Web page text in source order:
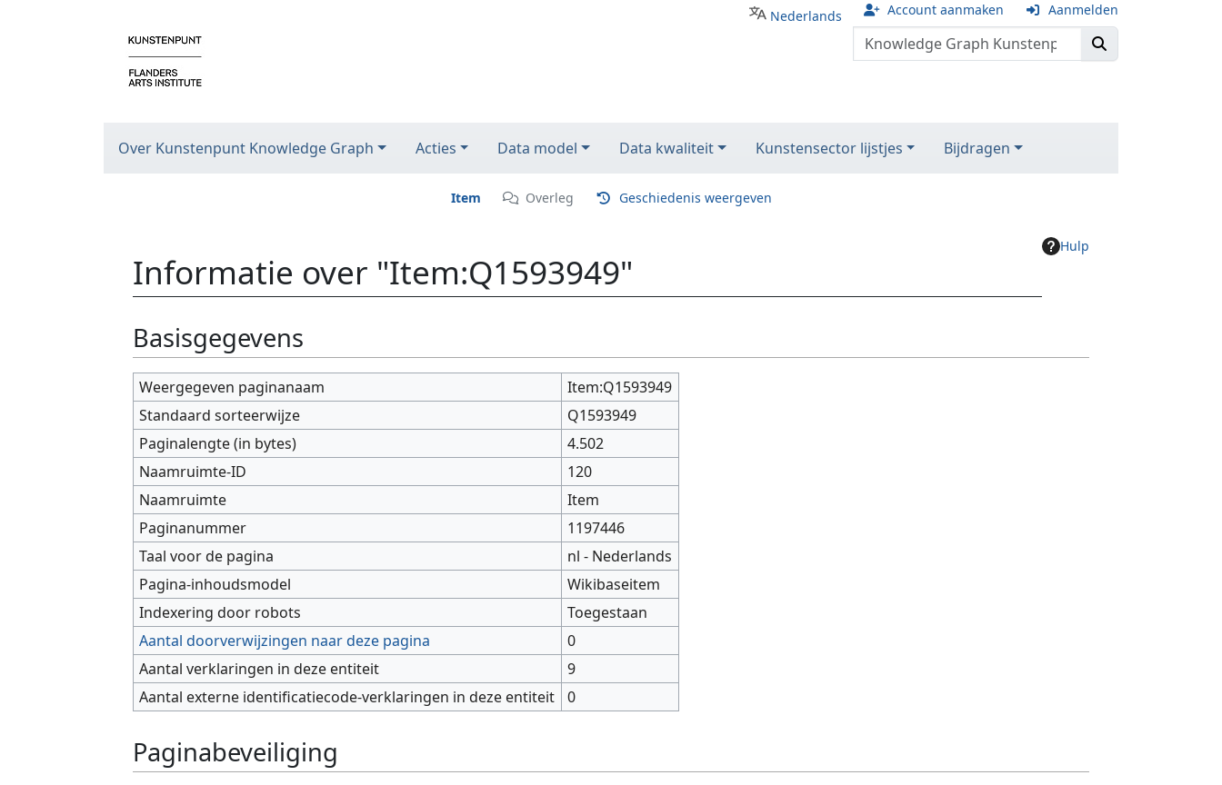
Nederlands Account aanmaken Aanmelden
Over Kunstenpunt Knowledge Graph Acties Data model Data kwaliteit Kunstensector lijstjes Bijdragen
Item Overleg Geschiedenis weergeven
Hulp
Informatie over "Item:Q1593949"
Basisgegevens
Weergegeven paginanaam
Item:Q1593949
Standaard sorteerwijze
Q1593949
Paginalengte (in bytes)
4.502
Naamruimte-ID
120
Naamruimte
Item
Paginanummer
1197446
Taal voor de pagina
nl - Nederlands
Pagina-inhoudsmodel
Wikibaseitem
Indexering door robots
Toegestaan
Aantal doorverwijzingen naar deze pagina
0
Aantal verklaringen in deze entiteit
9
Aantal externe identificatiecode-verklaringen in deze entiteit
0
Paginabeveiliging